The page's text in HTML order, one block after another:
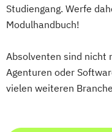
Studiengang. Werfe
Modulhandbuch!
Absolventen sind nicht
Agenturen oder
vielen weiteren